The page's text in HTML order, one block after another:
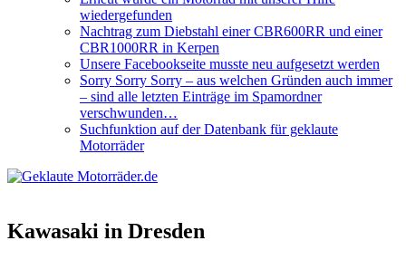
wiedergefunden
Nachtrag zum Diebstahl einer CBR600RR und einer
CBR1000RR in Kerpen
Unsere Facebookseite musste neu aufgesetzt werden
Sorry Sorry Sorry – aus welchen Gründen auch immer
– sind alle letzten Einträge im Spamordner
verschwunden…
Suchfunktion auf der Datenbank für geklaute
Motorräder
Kawasaki in Dresden